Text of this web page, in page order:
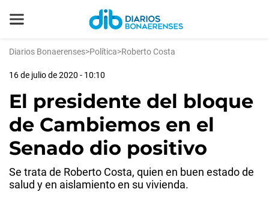
Diarios Bonaerenses>Política>Roberto Costa
16 de julio de 2020 - 10:10
El presidente del bloque
de Cambiemos en el
Senado dio positivo
Se trata de Roberto Costa, quien en buen estado de
salud y en aislamiento en su vivienda.